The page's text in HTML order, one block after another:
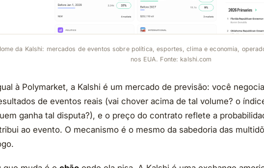
da Kalshi: mercados de eventos sobre política, esportes, clima e economia,
nos EUA. Fonte: kalshi.com
à Polymarket, a Kalshi é um mercado de previsão: você
de eventos reais (vai chover acima de tal volume? o
ganha tal disputa?), e o preço do contrato reflete a
ao evento. O mecanismo é o mesmo da sabedoria das